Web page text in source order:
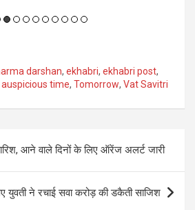
darshan, ekhabri, ekhabri post,
time, Tomorrow, Vat Savitri
आने वाले दिनों के लिए ऑरेंज अलर्ट जारी
युवती ने रचाई सवा करोड़ की डकैती साजिश